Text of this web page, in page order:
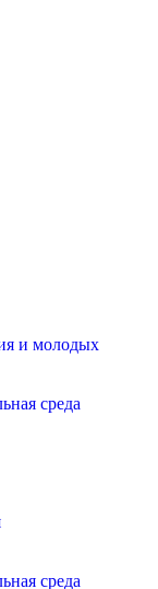
и молодых
среда
среда